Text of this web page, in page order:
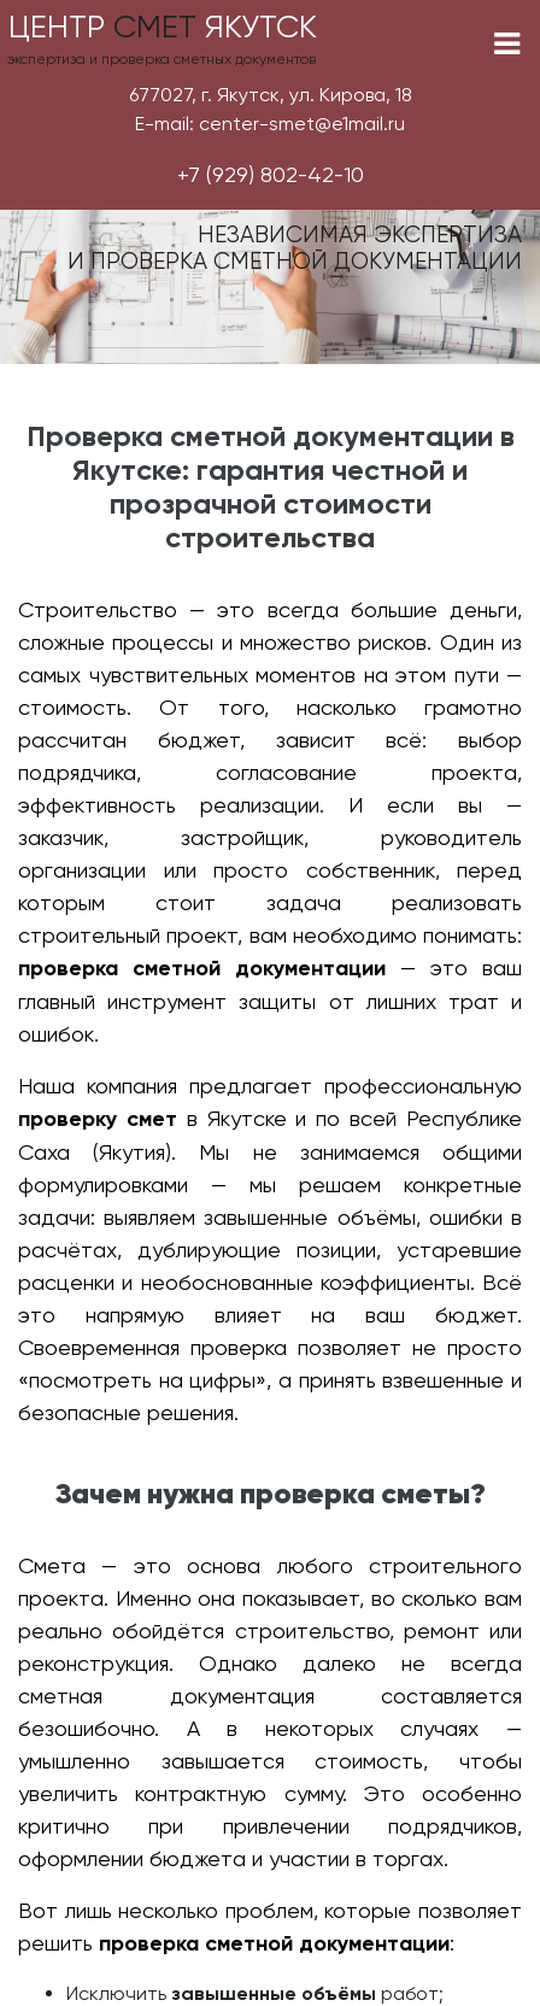
ЦЕНТР СМЕТ ЯКУТСК
экспертиза и проверка сметных документов
677027, г. Якутск, ул. Кирова, 18
E-mail: center-smet@e1mail.ru
+7 (929) 802-42-10
НЕЗАВИСИМАЯ ЭКСПЕРТИЗА
И ПРОВЕРКА СМЕТНОЙ ДОКУМЕНТАЦИИ
Проверка сметной документации в
Якутске: гарантия честной и
прозрачной стоимости
строительства
Строительство — это всегда большие деньги,
сложные процессы и множество рисков. Один из
самых чувствительных моментов на этом пути —
стоимость. От того, насколько грамотно
рассчитан бюджет, зависит всё: выбор
подрядчика, согласование проекта,
эффективность реализации. И если вы —
заказчик, застройщик, руководитель
организации или просто собственник, перед
которым стоит задача реализовать
строительный проект, вам необходимо понимать:
проверка сметной документации — это ваш
главный инструмент защиты от лишних трат и
ошибок.
Наша компания предлагает профессиональную
проверку смет в Якутске и по всей Республике
Саха (Якутия). Мы не занимаемся общими
формулировками — мы решаем конкретные
задачи: выявляем завышенные объёмы, ошибки в
расчётах, дублирующие позиции, устаревшие
расценки и необоснованные коэффициенты. Всё
это напрямую влияет на ваш бюджет.
Своевременная проверка позволяет не просто
«посмотреть на цифры», а принять взвешенные и
безопасные решения.
Зачем нужна проверка сметы?
Смета — это основа любого строительного
проекта. Именно она показывает, во сколько вам
реально обойдётся строительство, ремонт или
реконструкция. Однако далеко не всегда
сметная документация составляется
безошибочно. А в некоторых случаях —
умышленно завышается стоимость, чтобы
увеличить контрактную сумму. Это особенно
критично при привлечении подрядчиков,
оформлении бюджета и участии в торгах.
Вот лишь несколько проблем, которые позволяет
решить проверка сметной документации:
Исключить завышенные объёмы работ;